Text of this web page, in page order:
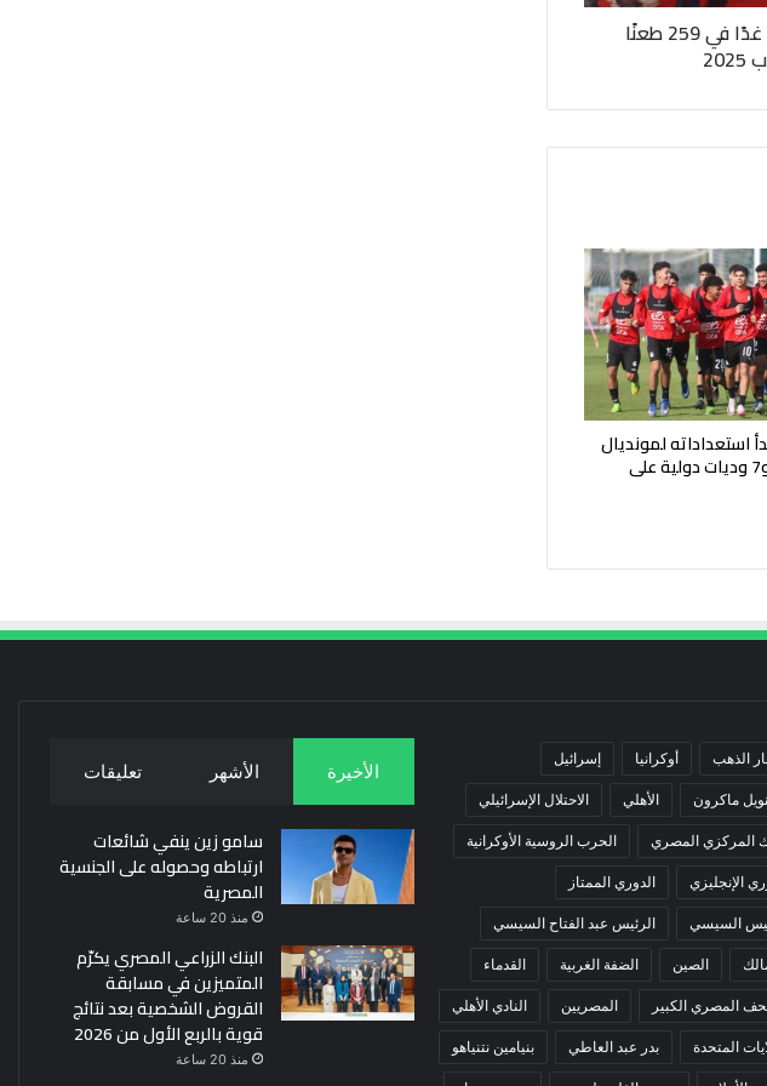
حسم قريب: الإدارية العليا تفصل غدًا في 259 طعنًا
استعداداته لمونديال
قطر في سبتمبر.. و7 وديات دولية على
الذهب أوكرانيا إسرائيل
ماكرون الأهلي الاحتلال الإسرائيلي
المركزي المصري الحرب الروسية الأوكرانية
الإنجليزي الدوري الممتاز
السيسي الرئيس عبد الفتاح السيسي
الصين الضفة الغربية القدماء
المصري الكبير المصريين النادي الأهلي
المتحدة بدر عبد العاطي بنيامين نتنياهو
الأخيرة الأشهر تعليقات
سامو زين ينفي شائعات
ارتباطه وحصوله على الجنسية
المصرية
منذ 20 ساعة
البنك الزراعي المصري يكرّم
المتميزين في مسابقة
القروض الشخصية بعد نتائج
قوية بالربع الأول من 2026
منذ 20 ساعة